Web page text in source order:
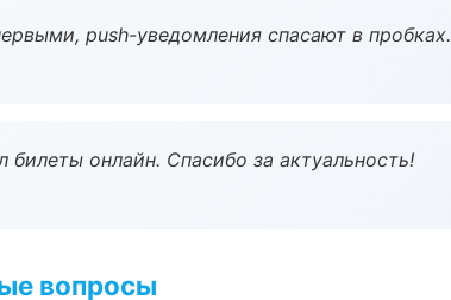
push-уведомления спасают в пробках.
билеты онлайн. Спасибо за актуальность!
вопросы